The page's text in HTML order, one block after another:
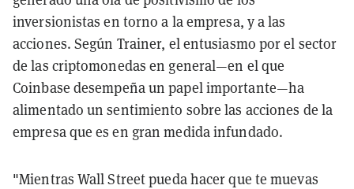
inversionistas en torno a la empresa, y a las
acciones. Según Trainer, el entusiasmo por el sector
de las criptomonedas en general—en el que
Coinbase desempeña un papel importante—ha
alimentado un sentimiento sobre las acciones de la
empresa que es en gran medida infundado.
"Mientras Wall Street pueda hacer que te muevas